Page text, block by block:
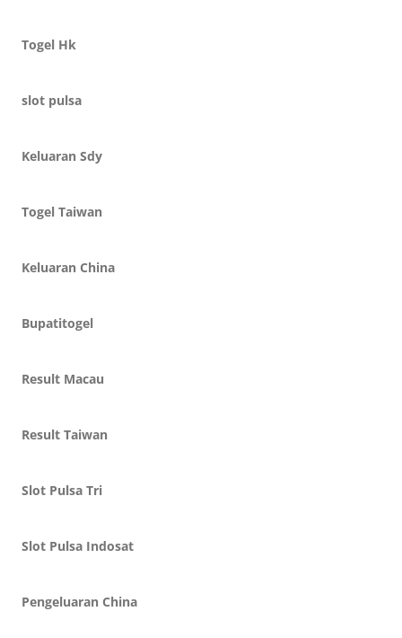
Togel Hk
slot pulsa
Keluaran Sdy
Togel Taiwan
Keluaran China
Bupatitogel
Result Macau
Result Taiwan
Slot Pulsa Tri
Slot Pulsa Indosat
Pengeluaran China